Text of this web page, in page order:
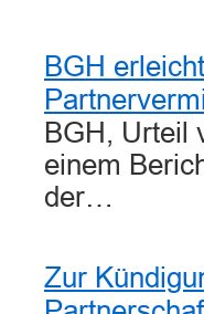
BGH
BGH, Urteil
einem
der…
Zur